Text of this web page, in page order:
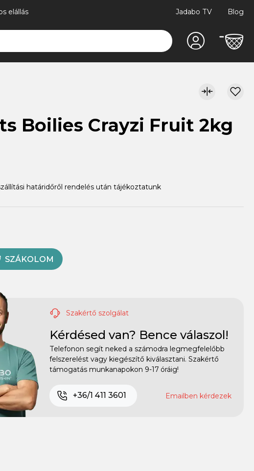
elállás Jadabo TV Blog
Boilies Crayzi Fruit 2kg
határidőről rendelés után tájékoztatunk
SZÁKOLOM
Szakértő szolgálat
Kérdésed van? Bence válaszol!
Telefonon segít neked a számodra legmegfelelőbb
felszerelést vagy kiegészítő kiválasztani. Szakértő
támogatás munkanapokon 9-17 óráig!
+36/1 411 3601 Emailben kérdezek